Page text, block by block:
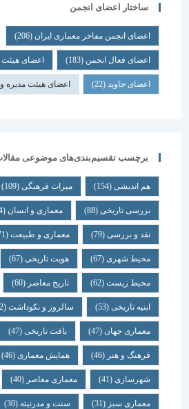
ساختار اعضای انجمن
اعضای انجمن مفاخر معماری ایران (206)
اعضای فعال انجمن(183) اعضای هیئت امنا(42)
اعضای جاوید(22) اعضای هیئت مدیره و
برچسب تقسیم‌بندی‌های موضوعی مقالات
هم اندیشی (154) میراث فرهنگی (109)
بررسی تاریخی (88) معماری و انسان (84)
نقد و بررسی (79) معماری و طبیعت (71)
محیط شهری(67) هویت تاریخی(67)
محیط زیست(62) تاریخ معاصر(60)
ابنیه تاریخی(53) سالروز و نکوداشت(52)
معماری جهان (47) بافت تاریخی(47) روز
فرهنگ و هنر(46) همایش معماری (46)
شهرسازی(41) معماری معاصر(40)
معماری سبز(31) سنت و مدرنیته(30)